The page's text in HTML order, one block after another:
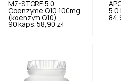
MZ-STORE 5.0
Coenzyme Q10 100mg
(koenzym Q10)
90 kaps. 58,90 zł
5.0